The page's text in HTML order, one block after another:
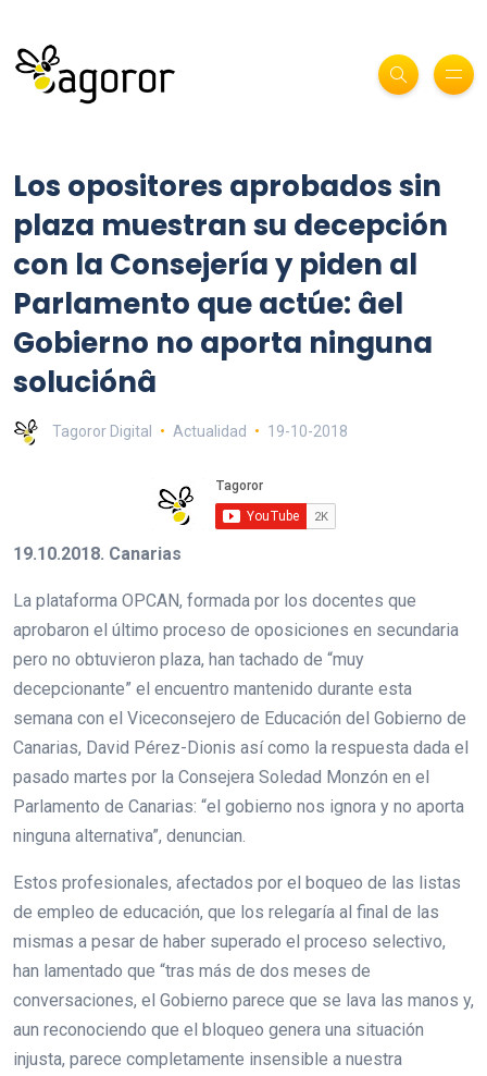
Los opositores aprobados sin
plaza muestran su decepción
con la Consejería y piden al
Parlamento que actúe: âel
Gobierno no aporta ninguna
soluciónâ
Tagoror Digital Actualidad 19-10-2018
19.10.2018. Canarias
La plataforma OPCAN, formada por los docentes que
aprobaron el último proceso de oposiciones en secundaria
pero no obtuvieron plaza, han tachado de “muy
decepcionante” el encuentro mantenido durante esta
semana con el Viceconsejero de Educación del Gobierno de
Canarias, David Pérez-Dionis así como la respuesta dada el
pasado martes por la Consejera Soledad Monzón en el
Parlamento de Canarias: “el gobierno nos ignora y no aporta
ninguna alternativa”, denuncian.
Estos profesionales, afectados por el boqueo de las listas
de empleo de educación, que los relegaría al final de las
mismas a pesar de haber superado el proceso selectivo,
han lamentado que “tras más de dos meses de
conversaciones, el Gobierno parece que se lava las manos y,
aun reconociendo que el bloqueo genera una situación
injusta, parece completamente insensible a nuestra